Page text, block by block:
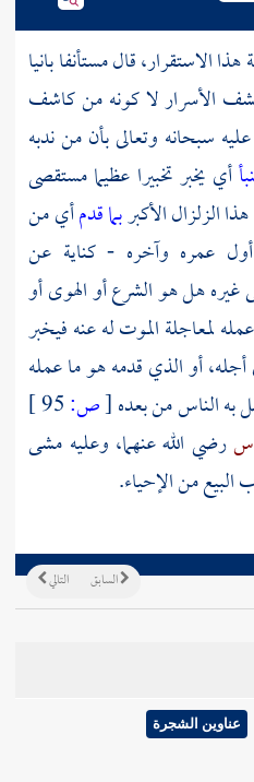
الاستقرار، قال مستأنفا بانيا
الأسرار لا كونه من كاشف
سبحانه وتعالى بأن من ندبه
أي يخبر تخبيرا عظيما مستقصى
الزلزال الأكبربما قدمأي من
عمره وآخره - كناية عن
غيره هل هو الشرع أو الهوى أو
لمعاجلة الموت له عنه فيخبر
أجله، أو الذي قدمه هو ما عمله
به الناس من بعده[ص:
رضي الله عنهما، وعليه مشى
البيع من الإحياء.
التالي السابق
عناوين الشجرة